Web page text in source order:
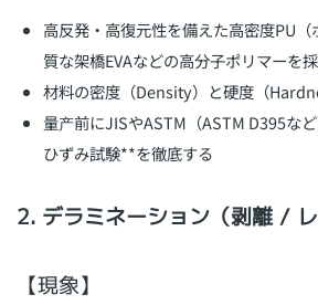
高反発・高復元性を備えた高密度PU
質な架橋EVAなどの高分子ポリマーを
材料の密度（Density）と硬度（
量产前にJISやASTM（ASTM D395な
ひずみ試験**を徹底する
2. デラミネーション（剥離 / レ
【現象】